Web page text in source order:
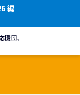
編
援団、